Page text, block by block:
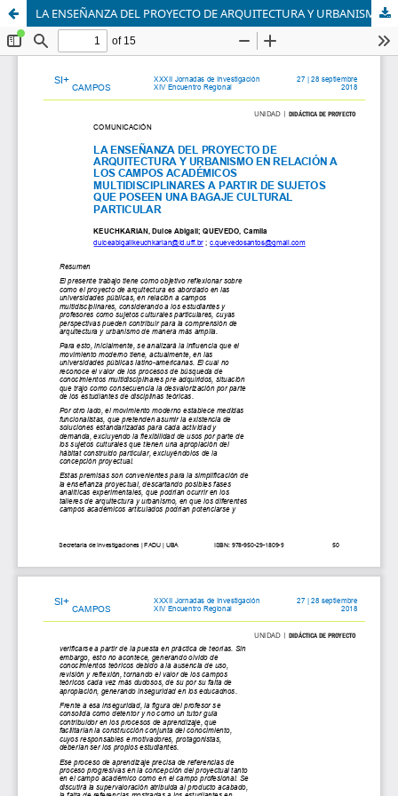
LA ENSEÑANZA DEL PROYECTO DE ARQUITECTURA Y URBANISMO EN RELACIÓN A LOS CAMPOS ACADÉMICOS MULTIDISCIPLINARES A PARTIR DE SUJETOS QUE POSEEN UNA BAGAJE CULTURAL PARTICULAR